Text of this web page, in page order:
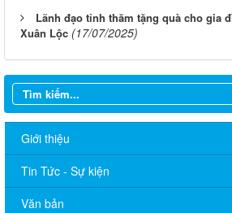
Lãnh đạo tỉnh thăm tặng quà cho gia
Xuân Lộc (17/07/2025)
Giới thiệu
Tin Tức - Sự kiện
Văn bản